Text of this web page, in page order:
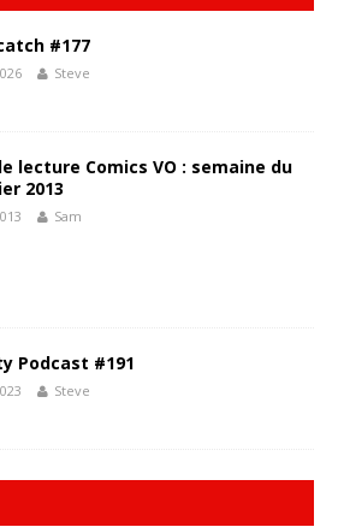
#177
Steve
lecture Comics VO : semaine du
2013
Sam
Podcast #191
Steve